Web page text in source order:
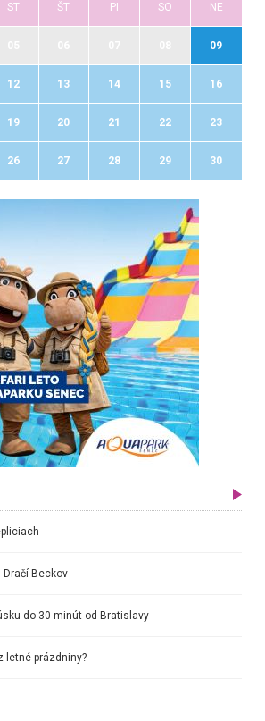
ST ŠT PI SO NE
09
12 13 14 15 16
19 20 21 22 23
26 27 28 29 30
Dračí Beckov
do 30 minút od Bratislavy
letné prázdniny?